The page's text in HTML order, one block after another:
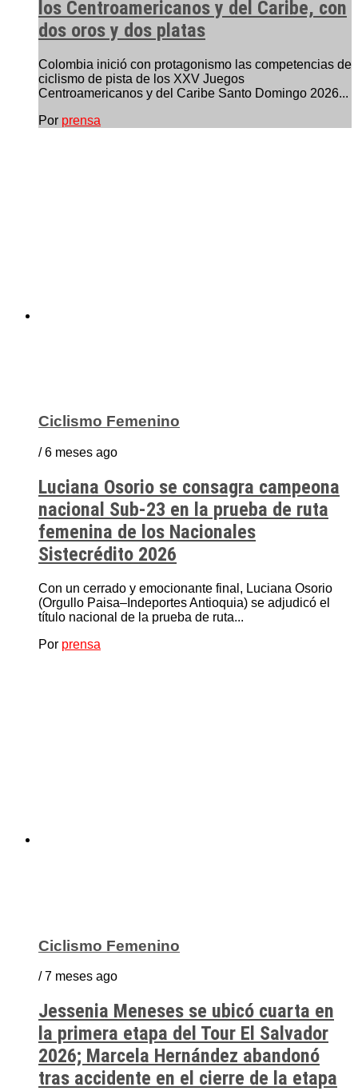
los Centroamericanos y del Caribe, con
dos oros y dos platas
Colombia inició con protagonismo las competencias de
ciclismo de pista de los XXV Juegos
Centroamericanos y del Caribe Santo Domingo 2026...
Por prensa
Ciclismo Femenino
/ 6 meses ago
Luciana Osorio se consagra campeona
nacional Sub-23 en la prueba de ruta
femenina de los Nacionales
Sistecrédito 2026
Con un cerrado y emocionante final, Luciana Osorio
(Orgullo Paisa–Indeportes Antioquia) se adjudicó el
título nacional de la prueba de ruta...
Por prensa
Ciclismo Femenino
/ 7 meses ago
Jessenia Meneses se ubicó cuarta en
la primera etapa del Tour El Salvador
2026; Marcela Hernández abandonó
tras accidente en el cierre de la etapa